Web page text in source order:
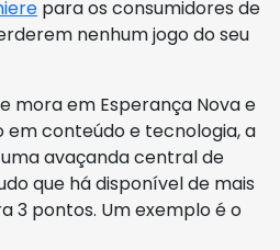
para os consumidores de
nenhum jogo do seu
mora em Esperança Nova e
em conteúdo e tecnologia, a
uma avaçanda central de
que há disponível de mais
3 pontos. Um exemplo é o